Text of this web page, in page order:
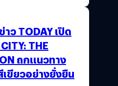
ว TODAY เปิด
THE
ถกแนวทาง
ขียวอย่างยั่งยืน